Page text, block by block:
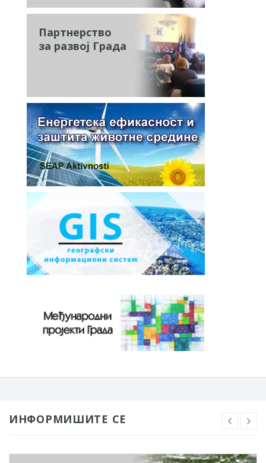
Партнерство
за развој Града
ИНФОРМИШИТЕ СЕ